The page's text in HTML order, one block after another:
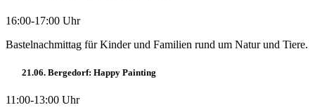
16:00-17:00 Uhr
Bastelnachmittag für Kinder und Familien rund um Natur und Tiere.
21.06. Bergedorf: Happy Painting
11:00-13:00 Uhr